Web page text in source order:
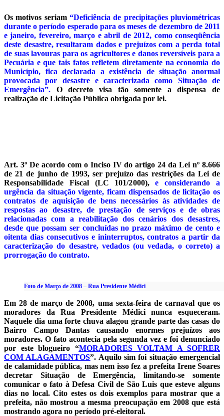
Os motivos seriam “Deficiência de precipitações pluviométricas
durante o período esperado para os meses de dezembro de 2011
e janeiro, fevereiro, março e abril de 2012, como conseqüência
deste desastre, resultaram dados e prejuízos com a perda total
de suas lavouras para os agricultores e danos reversíveis para a
Pecuária e que tais fatos refletem diretamente na economia do
Município, fica declarada a existência de situação anormal
provocada por desastre e caracterizada como Situação de
Emergência”. O decreto visa tão somente a dispensa de
realização de Licitação Pública obrigada por lei.
Art. 3º De acordo com o Inciso IV do artigo 24 da Lei nº 8.666
de 21 de junho de 1993, ser prejuízo das restrições da Lei de
Responsabilidade Fiscal (LC 101/2000),
e considerando a
urgência da situação vigente, ficam dispensados de licitação os
contratos de aquisição de bens necessários às atividades de
respostas ao desastre, de prestação de serviços e de obras
relacionadas com a reabilitação dos cenários dos desastres,
desde que possam ser concluídas no prazo máximo de cento e
oitenta dias consecutivos e ininterruptos, contratos a partir da
caracterização do desastre, vedados (ou vedada, o correto) a
prorrogação do contrato.
Foto de Março de 2008 – Rua Presidente Médici
Em 28 de março de 2008, uma sexta-feira de carnaval que os
moradores da Rua Presidente Médici nunca esqueceram.
Naquele dia uma forte chuva alagou grande parte das casas do
Bairro Campo Dantas causando enormes prejuízos aos
moradores. O fato acontecia pela segunda vez e foi denunciado
por este blogueiro “MORADORES VOLTAM A SOFRER
COM ALAGAMENTOS”. Aquilo sim foi situação emergencial
de calamidade pública, mas nem isso fez a prefeita Irene Soares
decretar Situação de Emergência, limitando-se somente
comunicar o fato à Defesa Civil de São Luis que esteve alguns
dias no local. Cito estes os dois exemplos para mostrar que a
prefeita, não mostrou a mesma preocupação em 2008 que está
mostrando agora no período pré-eleitoral.